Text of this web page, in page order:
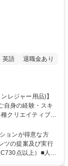
英語
退職金あり
行管理・ディレク
は勤務条件備考欄
ョンが得意な方
ツの提案及び実行
点以上）■人と